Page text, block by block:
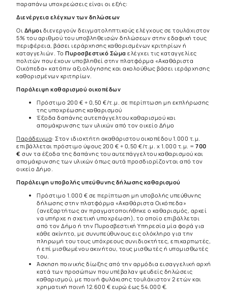
παραπάνω υποχρεώσεις είναι οι εξής:
Διενέργεια ελέγχων των δηλώσεων
Οι Δήμοι διενεργούν δειγματοληπτικούς ελέγχους σε τουλάχιστον
5% του αριθμού του υποβληθεισών δηλώσεων στην εδαφική τους
περιφέρεια, βάσει ιεράρχησης καθορισμένων κριτηρίων ή
καταγγελιών. Το Πυροσβεστικό Σώμα ελέγχει τις καταγγελίες
πολιτών που έχουν υποβληθεί στην πλατφόρμα «Ακαθάριστα
Οικόπεδα» κατόπιν αξιολόγησης και ακολούθως βάσει ιεράρχησης
καθορισμένων κριτηρίων.
Παράλειψη καθαρισμού οικοπέδων
Πρόστιμο 200 € + 0,50 €/τ.μ. σε περίπτωση μη εκπλήρωσης
της υποχρέωσης καθαρισμού
Έξοδα δαπάνης αυτεπάγγελτου καθαρισμού και
απομάκρυνσης των υλικών από τον οικείο Δήμο
Παράδειγμα: Στον ιδιοκτήτη ακαθάριστου οικοπέδου 1.000 τ.μ.
επιβάλλεται πρόστιμο ύψους 200 € + 0,50 €/τ.μ. x 1.000 τ.μ. = 700
€ συν τα έξοδα της δαπάνης του αυτεπάγγελτου καθαρισμού και
απομάκρυνσης των υλικών όπως αυτά προσδιορίζονται από τον
οικείο Δήμο.
Παράλειψη υποβολής υπεύθυνης δήλωσης καθαρισμού
Πρόστιμο 1.000 € σε περίπτωση μη υποβολής υπεύθυνης
δήλωσης στην πλατφόρμα «Ακαθάριστα Οικόπεδα»
(ανεξαρτήτως αν πραγματοποιήθηκε ο καθαρισμός, αρκεί
να υπήρχε η σχετική υποχρέωση), το οποίο επιβάλλεται
από τον Δήμο ή την Πυροσβεστική Υπηρεσία μία φορά για
κάθε ακίνητο, με συνυπεύθυνους εις ολόκληρο για την
πληρωμή του τους υπόχρεους συνιδιοκτήτες, επικαρπωτές,
ή επί μισθωμένου ακινήτου, τους μισθωτές ή υπομισθωτές
του.
Άσκηση ποινικής δίωξης από την αρμόδια εισαγγελική αρχή
κατά των προσώπων που υπέβαλαν ψευδείς δηλώσεις
καθαρισμού, με ποινή φυλάκισης τουλάχιστον 2 ετών και
χρηματική ποινή 12.600 € ευρώ έως 54.000 €.